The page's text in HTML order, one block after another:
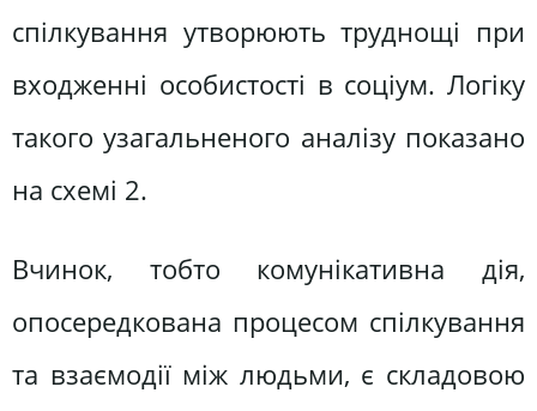
спілкування утворюють труднощі при
входженні особистості в соціум. Логіку
такого узагальненого аналізу показано
на схемі 2.
Вчинок, тобто комунікативна дія,
опосередкована процесом спілкування
та взаємодії між людьми, є складовою